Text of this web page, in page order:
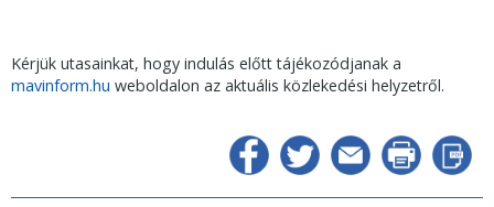
Kérjük utasainkat, hogy indulás előtt tájékozódjanak a
mavinform.hu weboldalon az aktuális közlekedési helyzetről.